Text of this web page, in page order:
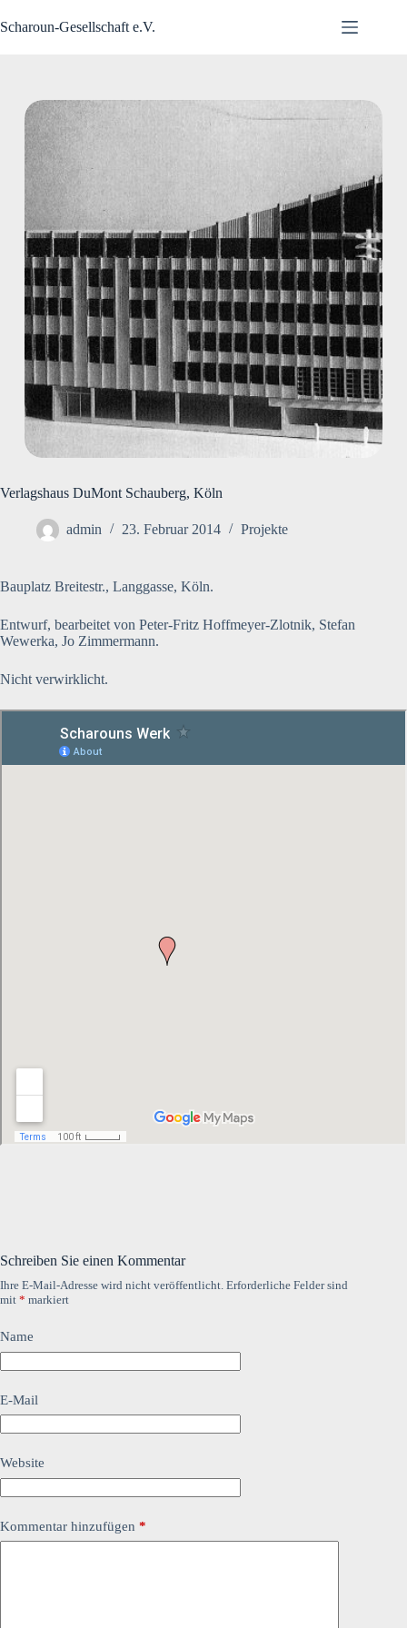
Inhalt
Scharoun-Gesellschaft e.V.
Verlagshaus DuMont Schauberg, Köln
admin 23. Februar 2014 Projekte
Bauplatz Breitestr., Langgasse, Köln.
Entwurf, bearbeitet von Peter-Fritz Hoffmeyer-Zlotnik, Stefan
Wewerka, Jo Zimmermann.
Nicht verwirklicht.
Schreiben Sie einen Kommentar
Ihre E-Mail-Adresse wird nicht veröffentlicht. Erforderliche Felder sind
mit * markiert
Name
E-Mail
Website
Kommentar hinzufügen *